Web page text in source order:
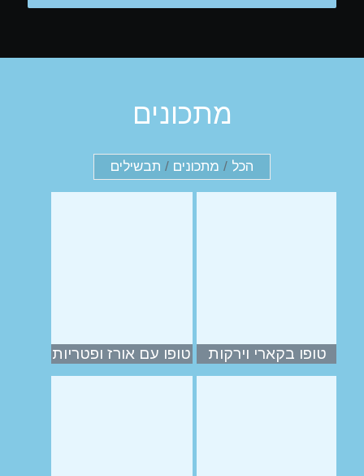
מתכונים
הכל / מתכונים / תבשילים
טופו בקארי וירקות טופו עם אורז ופטריות